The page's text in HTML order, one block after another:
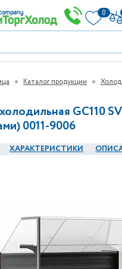
0
Каталог продукции
GC110
0011-9006
ХАРАКТЕРИСТИКИ